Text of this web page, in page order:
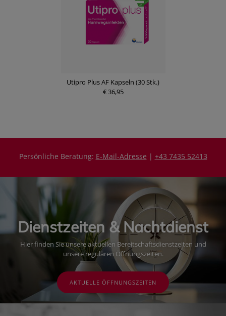
Utipro Plus AF Kapseln (30 Stk.)
€ 36,95
Persönliche Beratung: E-Mail-Adresse | +43 7435 52413
Dienstzeiten & Nachtdienst
Hier finden Sie unsere aktuellen Bereitschaftsdienstzeiten und
unsere regulären Öffnungszeiten.
AKTUELLE ÖFFNUNGSZEITEN